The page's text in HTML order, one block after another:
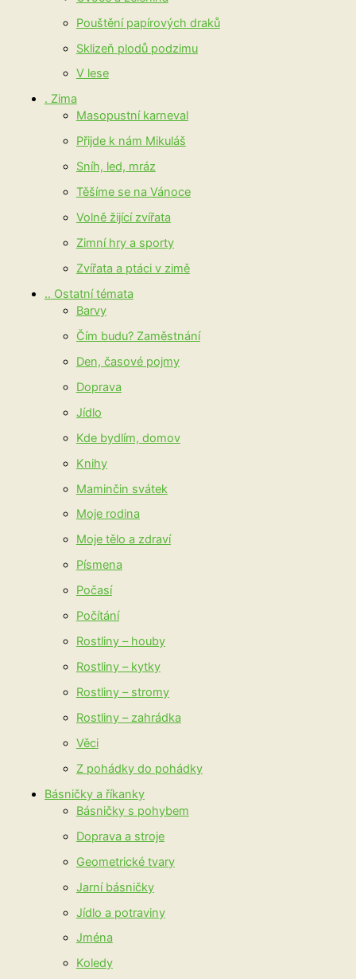
Pouštění papírových draků
Sklizeň plodů podzimu
V lese
. Zima
Masopustní karneval
Přijde k nám Mikuláš
Sníh, led, mráz
Těšíme se na Vánoce
Volně žijící zvířata
Zimní hry a sporty
Zvířata a ptáci v zimě
.. Ostatní témata
Barvy
Čím budu? Zaměstnání
Den, časové pojmy
Doprava
Jídlo
Kde bydlím, domov
Knihy
Maminčin svátek
Moje rodina
Moje tělo a zdraví
Písmena
Počasí
Počítání
Rostliny – houby
Rostliny – kytky
Rostliny – stromy
Rostliny – zahrádka
Věci
Z pohádky do pohádky
Básničky a říkanky
Básničky s pohybem
Doprava a stroje
Geometrické tvary
Jarní básničky
Jídlo a potraviny
Jména
Koledy